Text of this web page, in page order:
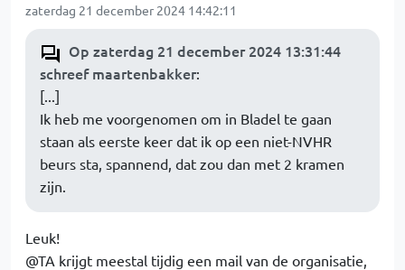
zaterdag 21 december 2024 14:42:11
Op zaterdag 21 december 2024 13:31:44
schreef maartenbakker:
[...]
Ik heb me voorgenomen om in Bladel te gaan
staan als eerste keer dat ik op een niet-NVHR
beurs sta, spannend, dat zou dan met 2 kramen
zijn.
Leuk!
@TA krijgt meestal tijdig een mail van de organisatie,